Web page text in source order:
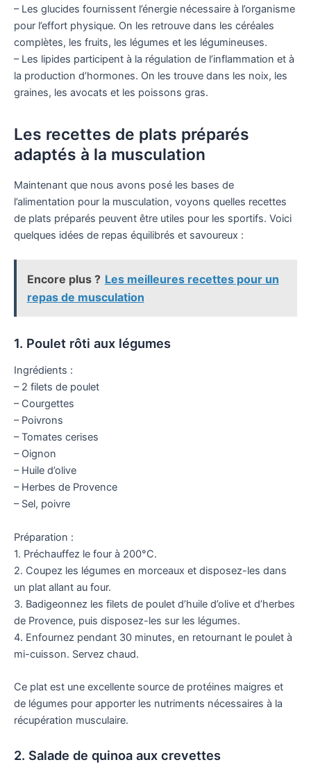
– Les glucides fournissent l’énergie nécessaire à l’organisme
pour l’effort physique. On les retrouve dans les céréales
complètes, les fruits, les légumes et les légumineuses.
– Les lipides participent à la régulation de l’inflammation et à
la production d’hormones. On les trouve dans les noix, les
graines, les avocats et les poissons gras.
Les recettes de plats préparés
adaptés à la musculation
Maintenant que nous avons posé les bases de
l’alimentation pour la musculation, voyons quelles recettes
de plats préparés peuvent être utiles pour les sportifs. Voici
quelques idées de repas équilibrés et savoureux :
Encore plus ? Les meilleures recettes pour un
repas de musculation
1. Poulet rôti aux légumes
Ingrédients :
– 2 filets de poulet
– Courgettes
– Poivrons
– Tomates cerises
– Oignon
– Huile d’olive
– Herbes de Provence
– Sel, poivre
Préparation :
1. Préchauffez le four à 200°C.
2. Coupez les légumes en morceaux et disposez-les dans
un plat allant au four.
3. Badigeonnez les filets de poulet d’huile d’olive et d’herbes
de Provence, puis disposez-les sur les légumes.
4. Enfournez pendant 30 minutes, en retournant le poulet à
mi-cuisson. Servez chaud.
Ce plat est une excellente source de protéines maigres et
de légumes pour apporter les nutriments nécessaires à la
récupération musculaire.
2. Salade de quinoa aux crevettes